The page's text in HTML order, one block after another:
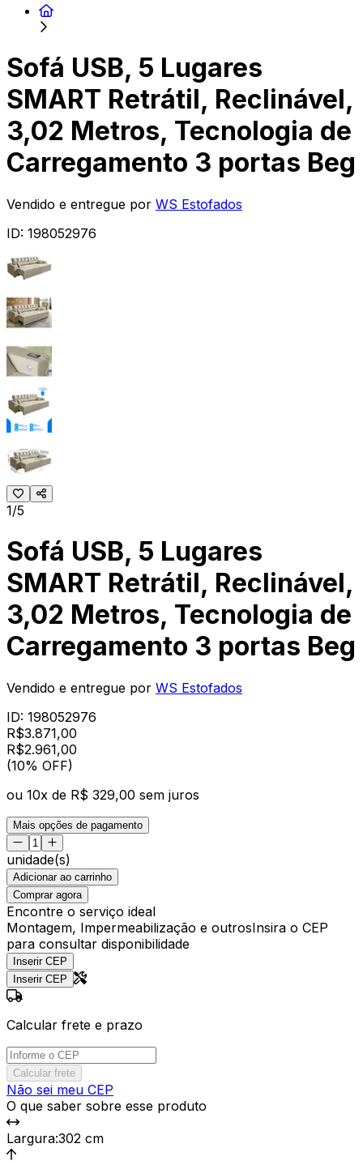
Sofá USB, 5 Lugares
SMART Retrátil, Reclinável,
3,02 Metros, Tecnologia de
Carregamento 3 portas Beg
Vendido e entregue por WS Estofados
ID: 198052976
1/5
Sofá USB, 5 Lugares
SMART Retrátil, Reclinável,
3,02 Metros, Tecnologia de
Carregamento 3 portas Beg
Vendido e entregue por WS Estofados
ID: 198052976
R$3.871,00
R$2.961,00
(10% OFF)
ou 10x de R$ 329,00 sem juros
Mais opções de pagamento
unidade(s)
Adicionar ao carrinho
Comprar agora
Encontre o serviço ideal
Montagem, Impermeabilização e outrosInsira o CEP
para consultar disponibilidade
Inserir CEP
Inserir CEP
Calcular frete e prazo
Calcular frete
Não sei meu CEP
O que saber sobre esse produto
Largura:302 cm